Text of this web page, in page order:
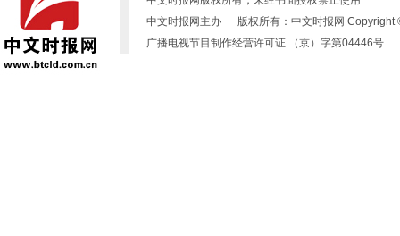
中文时报网主办 版权所有：中文时报网 Copyright
广播电视节目制作经营许可证 （京）字第04446